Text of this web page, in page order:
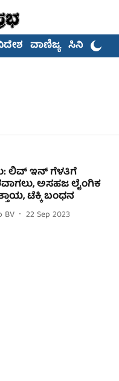
ವಾಣಿಜ್ಯ ಸಿನಿಮಾ
ಲಿವ್ ಇನ್ ಗೆಳತಿಗೆ
ಅಸಹಜ ಲೈಂಗಿಕ
ಟೆಕ್ಕಿ ಬಂಧನ
BV 22 Sep 2023